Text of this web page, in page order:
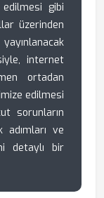
gibi
üzerinden
internet
ortadan
edilmesi
sorunların
ve
detaylı bir